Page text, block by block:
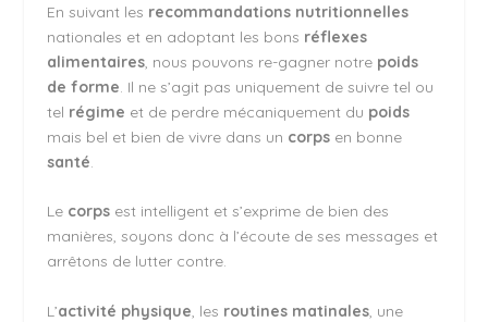
En suivant les recommandations nutritionnelles
nationales et en adoptant les bons réflexes
alimentaires, nous pouvons re-gagner notre poids
de forme. Il ne s’agit pas uniquement de suivre tel ou
tel régime et de perdre mécaniquement du poids
mais bel et bien de vivre dans un corpsen bonne
santé.
Le corpsest intelligent et s’exprime de bien des
manières, soyons donc à l’écoute de ses messages et
arrêtons de lutter contre.
L’activité physique , les routines matinales, une